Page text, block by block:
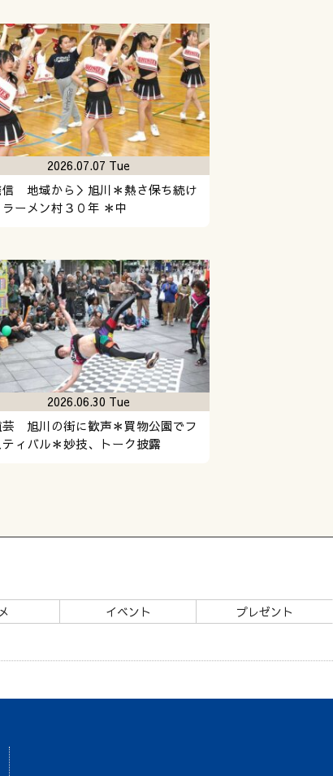
信 地域から＞旭川＊熱さ保ち続け
ーメン村３０年 ＊中
2026.07.07 Tue
芸 旭川の街に歓声＊買物公園でフ
ティバル＊妙技、トーク披露
2026.06.30 Tue
イベント プレゼント